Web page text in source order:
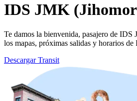
IDS JMK
Te damos la bienvenida, pasajero de
los mapas, próximas salidas y horarios
Descargar Transit